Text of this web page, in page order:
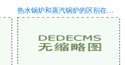
热水锅炉和蒸汽锅炉的区别在哪儿